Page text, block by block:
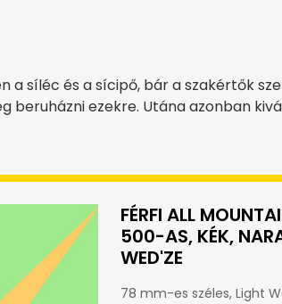
a síléc és a sícipő, bár a szakértők
beruházni ezekre. Utána azonban
FÉRFI ALL
500-AS, KÉK,
WED'ZE
78 mm-es széles, Light